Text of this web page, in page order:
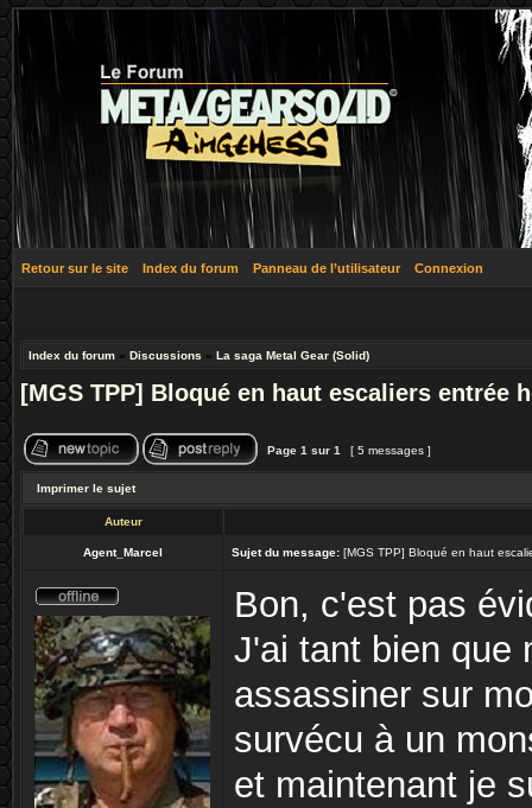
Retour sur le site Index du forum Panneau de l’utilisateur Connexion
Index du forum » Discussions » La saga Metal Gear (Solid)
[MGS TPP] Bloqué en haut escaliers entrée
Page 1 sur 1 [ 5 messages ]
Imprimer le sujet
Auteur
Agent_Marcel Sujet du message: [MGS TPP] Bloqué en haut
Bon, c'est pas
J'ai tant bien que
assassiner sur
survécu à un
et maintenant je